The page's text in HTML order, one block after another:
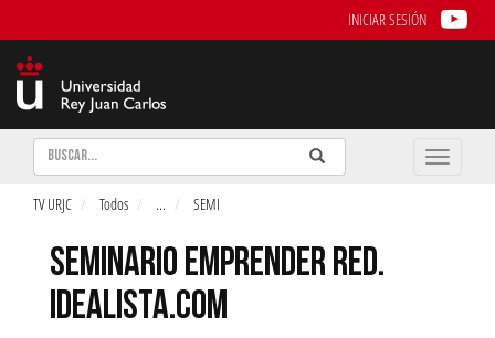
INICIAR SESIÓN
Buscar Enviar
Buscar
Toggle
TV URJC Todos ... SEMI
SEMINARIO EMPRENDER RED.
IDEALISTA.COM